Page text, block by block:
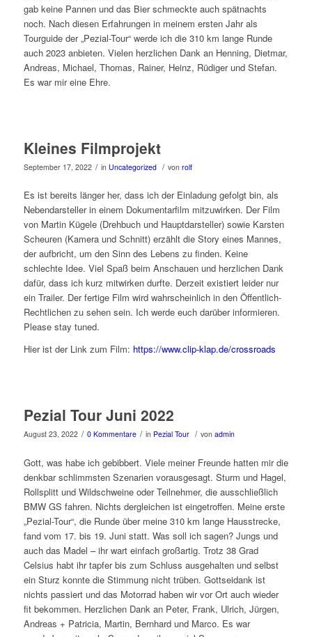
gab keine Pannen und das Bier schmeckte auch spätnachts
noch. Nach diesen Erfahrungen in meinem ersten Jahr als
Tourguide der „Pezial-Tour“ werde ich die 310 km lange Runde
auch 2023 anbieten. Vielen herzlichen Dank an Henning, Dietmar,
Andreas, Michael, Thomas, Rainer, Heinz, Rüdiger und Stefan.
Es war mir eine Ehre.
Kleines Filmprojekt
September 17, 2022 / in Uncategorized / von rolf
Es ist bereits länger her, dass ich der Einladung gefolgt bin, als
Nebendarsteller in einem Dokumentarfilm mitzuwirken. Der Film
von Martin Kügele (Drehbuch und Hauptdarsteller) sowie Karsten
Scheuren (Kamera und Schnitt) erzählt die Story eines Mannes,
der aufbricht, um den Sinn des Lebens zu finden. Keine
schlechte Idee. Viel Spaß beim Anschauen und herzlichen Dank
dafür, dass ich kurz mitwirken durfte. Derzeit existiert leider nur
ein Trailer. Der fertige Film wird wahrscheinlich in den Öffentlich-
Rechtlichen zu sehen sein. Ich werde euch darüber informieren.
Please stay tuned.
Hier ist der Link zum Film: https://www.clip-klap.de/crossroads
Pezial Tour Juni 2022
August 23, 2022 / 0 Kommentare / in Pezial Tour / von admin
Gott, was habe ich gebibbert. Viele meiner Freunde hatten mir die
denkbar schlimmsten Szenarien vorausgesagt. Sturm und Hagel,
Rollsplitt und Wildschweine oder Teilnehmer, die ausschließlich
BMW GS fahren. Nichts dergleichen ist eingetroffen. Meine erste
„Pezial-Tour“, die Runde über meine 310 km lange Hausstrecke,
fand vom 17. bis 19. Juni statt. Was soll ich sagen? Jungs und
auch das Madel – ihr wart einfach großartig. Trotz 38 Grad
Celsius habt ihr tapfer bis zum Schluss ausgehalten und selbst
ein Sturz konnte die Stimmung nicht trüben. Gottseidank ist
nichts passiert und das Motorrad haben wir vor Ort auch wieder
fit bekommen. Herzlichen Dank an Peter, Frank, Ulrich, Jürgen,
Andreas + Patricia, Martin, Bernhard und Marco. Es war